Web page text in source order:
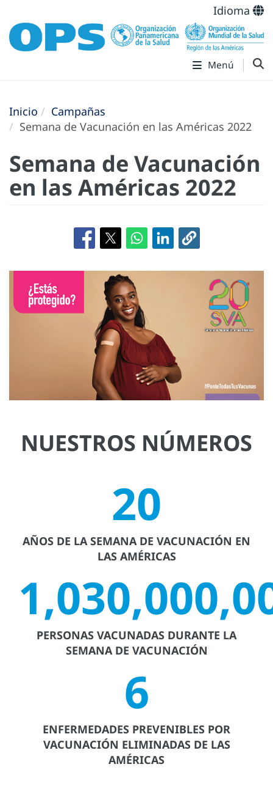
Idioma
Menú
Inicio
Campañas
Semana de Vacunación en las Américas 2022
Semana de Vacunación
en las Américas 2022
NUESTROS NÚMEROS
20
AÑOS DE LA SEMANA DE VACUNACIÓN EN
LAS AMÉRICAS
PERSONAS VACUNADAS DURANTE LA
SEMANA DE VACUNACIÓN
6
ENFERMEDADES PREVENIBLES POR
VACUNACIÓN ELIMINADAS DE LAS
AMÉRICAS